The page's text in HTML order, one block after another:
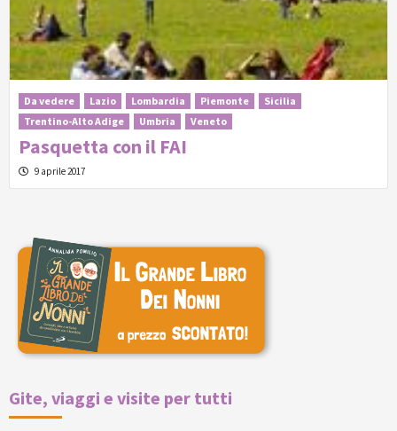
Da vedere Lazio Lombardia Piemonte
Sicilia
Trentino-Alto Adige
Umbria Veneto
Pasquetta con il FAI
9 aprile 2017
Gite, viaggi e visite per tutti